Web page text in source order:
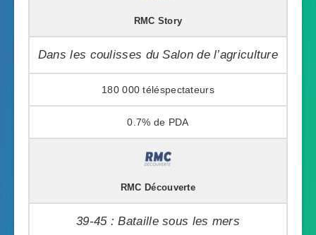
RMC Story
Dans les coulisses du Salon de l’agriculture
180 000
0.7%
RMC Découverte
39-45 : Bataille sous les mers